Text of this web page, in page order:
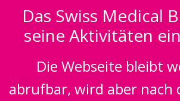
Das Swiss Medical
seine Aktivitäten
Die Webseite bleibt
abrufbar, wird aber nach